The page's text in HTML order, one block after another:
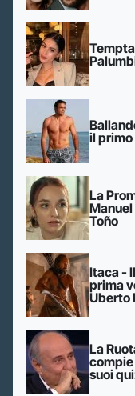
il primo
La
Toño
Itaca -
prima
Uberto
La
suoi